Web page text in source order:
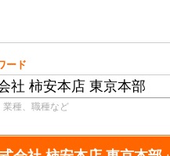
ード
業種、職種など